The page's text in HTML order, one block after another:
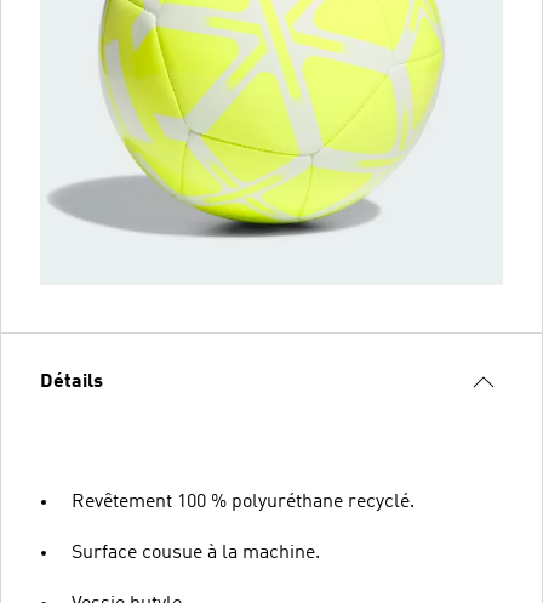
Détails
Revêtement 100 % polyuréthane recyclé.
Surface cousue à la machine.